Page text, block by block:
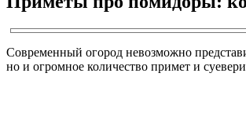
Современный огород невозможно
но и огромное количество примет и